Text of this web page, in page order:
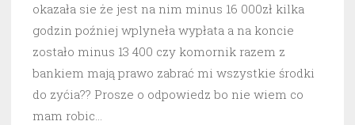
okazała sie że jest na nim minus 16 000zł kilka
godzin poźniej wplyneła wypłata a na koncie
zostało minus 13 400 czy komornik razem z
bankiem mają prawo zabrać mi wszystkie środki
do zyćia?? Prosze o odpowiedz bo nie wiem co
mam robic…